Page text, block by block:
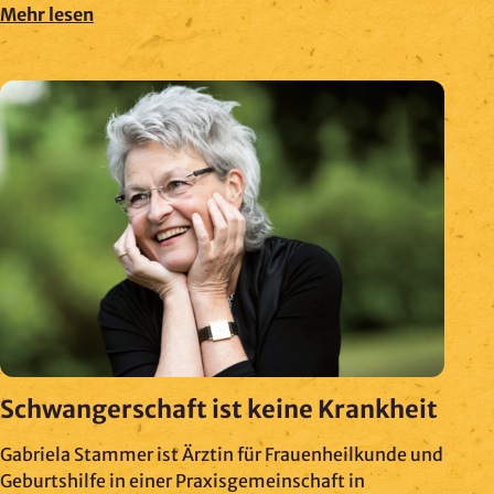
Mehr lesen
Schwangerschaft ist keine Krankheit
Gabriela Stammer ist Ärztin für Frauenheilkunde und
Geburtshilfe in einer Praxisgemeinschaft in